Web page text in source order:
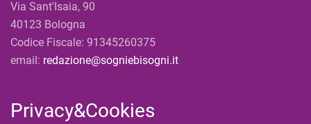
Via Sant'Isaia, 90
40123 Bologna
Codice Fiscale: 91345260375
email: redazione@sogniebisogni.it
Privacy&Cookies